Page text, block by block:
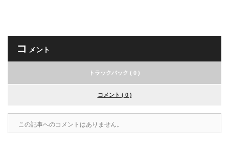
コ メント
トラックバック ( 0 )
コメント ( 0 )
この記事へのコメントはありません。